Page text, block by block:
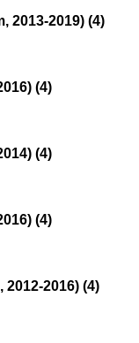
2013-2019) (4)
(4)
(4)
(4)
2012-2016) (4)